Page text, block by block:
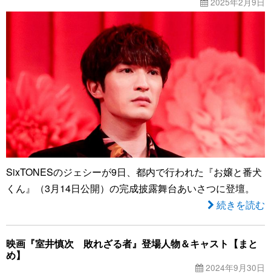
SixTONESのジェシーが9日、都内で行われた『お嬢と番犬
くん』（3月14日公開）の完成披露舞台あいさつに登壇。
続きを読む
映画『室井慎次 敗れざる者』登場人物＆キャスト【まと
め】
2024年9月30日